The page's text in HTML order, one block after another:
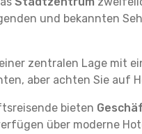
und bekannten
zentralen Lage mit
aber achten Sie auf
bieten
über moderne